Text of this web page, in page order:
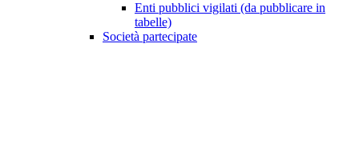
Enti pubblici vigilati (da pubblicare in
tabelle)
Società partecipate